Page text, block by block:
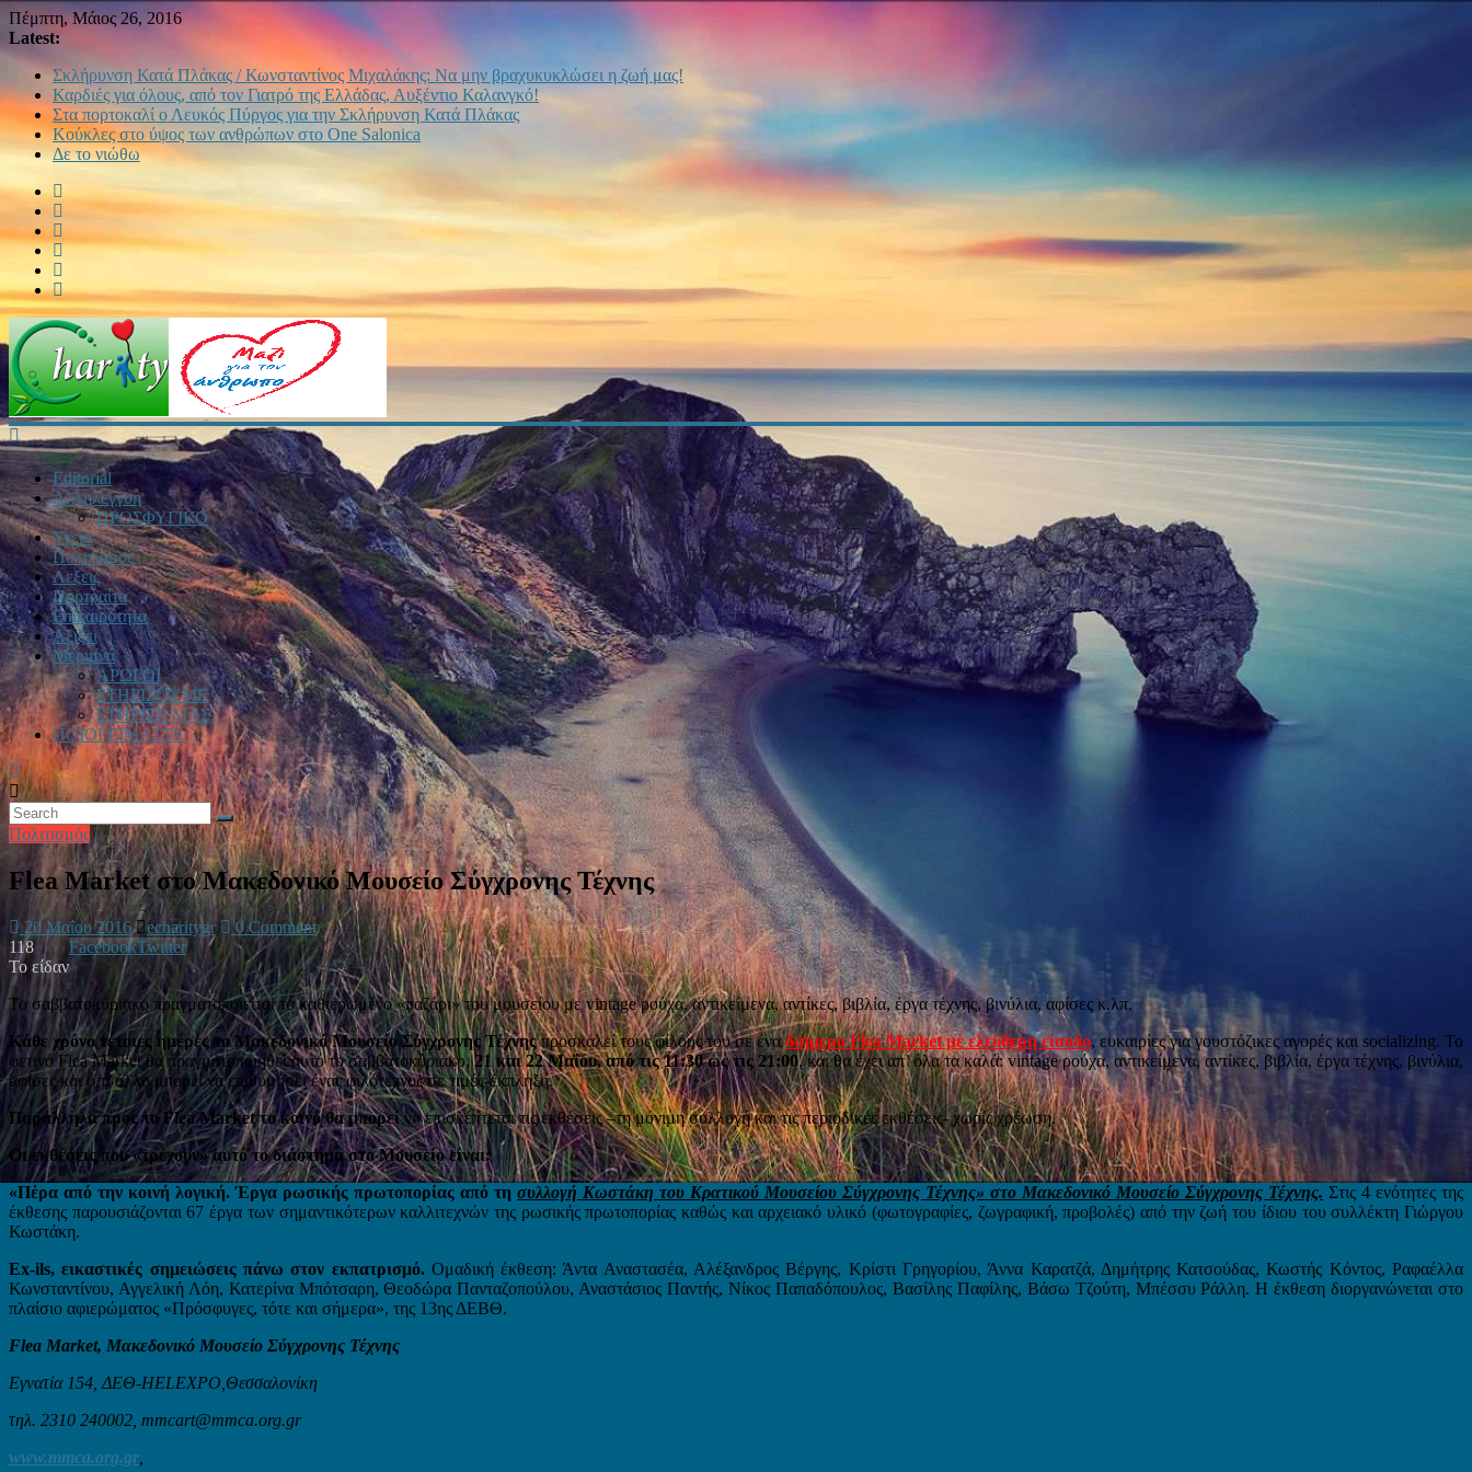
Πέμπτη, Μάιος 26, 2016
Latest:
Σκλήρυνση Κατά Πλάκας / Κωνσταντίνος Μιχαλάκης: Να μην βραχυκυκλώσει η ζωή μας!
Καρδιές για όλους, από τον Γιατρό της Ελλάδας, Αυξέντιο Καλανγκό!
Στα πορτοκαλί ο Λευκός Πύργος για την Σκλήρυνση Κατά Πλάκας
Κούκλες στο ύψος των ανθρώπων στο One Salonica
Δε το νιώθω
Editorial
Αλληλεγγυη
ΠΡΟΣΦΥΓΙΚΟ
Υγεία
Πολιτισμος
Λεξεις
Πορτραίτα
Επικαιρότητα
Αξιζει
Μεριμνα
ΑΡΩΓΟΙ
ΣΤΗΡΙΖΟΥΜΕ
ΣΤΗΡΙΞΕ ΜΑΣ
ΠΟΙΟΙ ΕΙΜΑΣΤΕ
Πολιτισμός
Flea Market στο Μακεδονικό Μουσείο Σύγχρονης Τέχνης
20 Μαΐου 2016 echaritygr
0 Comment
118
Το είδαν
FacebookTwitter
Το σαββατοκύριακο πραγματοποιείται το καθιερωμένο «παζάρι» του μουσείου με vintage ρούχα, αντικείμενα, αντίκες, βιβλία, έργα τέχνης, βινύλια, αφίσες κ.λπ.
Κάθε χρόνο τέτοιες ημέρες το Μακεδονικό Μουσείο Σύγχρονης Τέχνηςπροσκαλεί τους φίλους του σε έναδιήμερο Flea Market με ελεύθερη είσοδο, ευκαιρίες για γουστόζικες αγορές και socializing. Το
φετινό Flea Market θα πραγματοποιηθεί αυτό το σαββατοκύριακο,21 και 22 Μαΐου, από τις 11:30 ως τις 21:00, και θα έχει απ’ όλα τα καλά: vintage ρούχα, αντικείμενα, αντίκες, βιβλία, έργα τέχνης, βινύλια,
αφίσες και ό,τι άλλο μπορεί να επιθυμήσει ένας φιλότεχνος σε τιμές-έκπληξη.
Παράλληλα προς το Flea Market το κοινό θα μπορείνα επισκέπτεται τις εκθέσεις –τη μόνιμη συλλογή και τις περιοδικές εκθέσεις- χωρίς χρέωση.
Οι εκθέσεις που «τρέχουν» αυτό το διάστημα στο Μουσείο είναι:
«Πέρα από την κοινή λογική. Έργα ρωσικής πρωτοπορίας από τη συλλογή Κωστάκη του Κρατικού Μουσείου Σύγχρονης Τέχνης» στο Μακεδονικό Μουσείο Σύγχρονης Τέχνης. Στις 4 ενότητες της
έκθεσης παρουσιάζονται 67 έργα των σημαντικότερων καλλιτεχνών της ρωσικής πρωτοπορίας καθώς και αρχειακό υλικό (φωτογραφίες, ζωγραφική, προβολές) από την ζωή του ίδιου του συλλέκτη Γιώργου
Κωστάκη.
Ex-ils, εικαστικές σημειώσεις πάνω στον εκπατρισμό. Ομαδική έκθεση: Άντα Αναστασέα, Αλέξανδρος Βέργης, Κρίστι Γρηγορίου, Άννα Καρατζά, Δημήτρης Κατσούδας, Κωστής Κόντος, Ραφαέλλα
Κωνσταντίνου, Αγγελική Λόη, Κατερίνα Μπότσαρη, Θεοδώρα Πανταζοπούλου, Αναστάσιος Παντής, Νίκος Παπαδόπουλος, Βασίλης Παφίλης, Βάσω Τζούτη, Μπέσσυ Ράλλη. Η έκθεση διοργανώνεται στο
πλαίσιο αφιερώματος «Πρόσφυγες, τότε και σήμερα», της 13ης ΔΕΒΘ.
Flea Market, Μακεδονικό Μουσείο Σύγχρονης Τέχνης
Εγνατία 154, ΔΕΘ-HELEXPO,Θεσσαλονίκη
τηλ. 2310 240002, mmcart@mmca.org.gr
www.mmca.org.gr